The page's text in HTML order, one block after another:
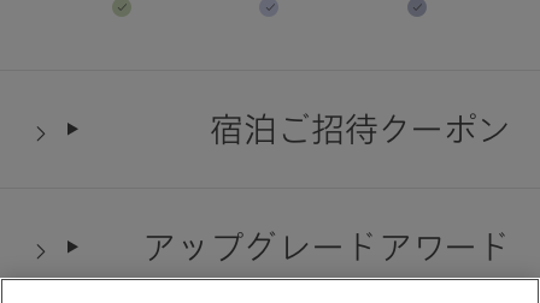
宿泊ご招待クーポン
アップグレードアワード